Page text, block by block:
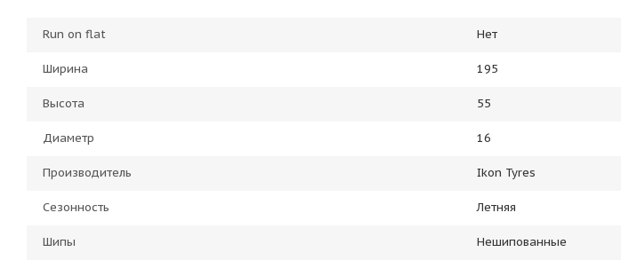
Run on flat Нет
Ширина 195
Высота 55
Диаметр 16
Производитель Ikon Tyres
Сезонность Летняя
Шипы Нешипованные